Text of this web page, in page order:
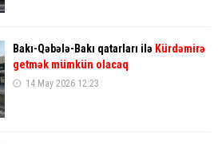
Bakı-Qəbələ-Bakı qatarları ilə Kürdəmirə
getmək mümkün olacaq
14 May 2026 12:23